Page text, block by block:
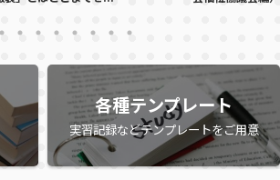
各種テンプレート
実習記録などテンプレートをご用意